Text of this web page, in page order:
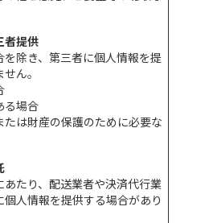
者提供
を除き、第三者に個人情報を提
ん。
る場合
たは財産の保護のために必要な
あたり、配送業者や決済代行業
人情報を提供する場合があり